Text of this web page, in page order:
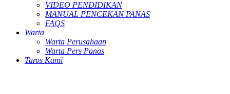
VIDEO PENDIDIKAN
MANUAL PENCEKAN PANAS
FAQS
Warta
Warta Perusahaan
Warta Pers Panas
Taros Kami